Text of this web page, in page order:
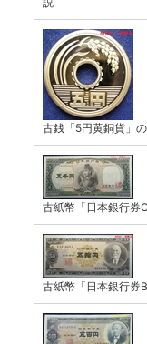
古銭「5円黄銅貨」
古紙幣「日本銀行券
古紙幣「日本銀行券